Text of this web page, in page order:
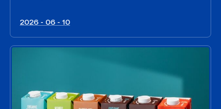
2026 - 06 - 10